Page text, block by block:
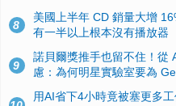
8
美國上半年 CD 銷量大增
有一半以上根本沒有播放器
9
諾貝爾獎推手也留不住！從
慮：為何明星實驗室要為
用AI省下4小時竟被塞更多